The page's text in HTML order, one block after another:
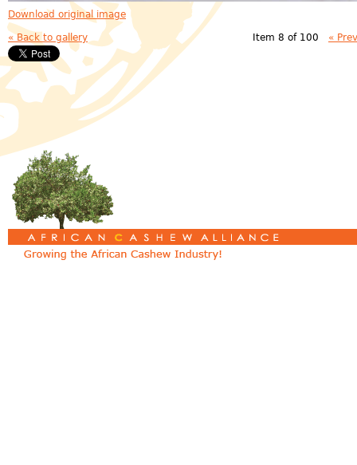
Download original image
« Back to gallery Item 8 of 100 «